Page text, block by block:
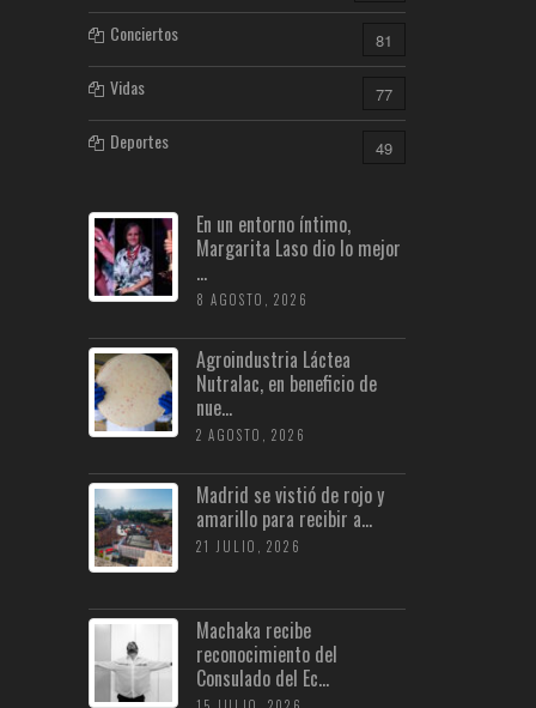
Conciertos 81
Vidas 77
Deportes 49
En un entorno íntimo,
Margarita Laso dio lo mejor
...
8 AGOSTO, 2026
Agroindustria Láctea
Nutralac, en beneficio de
nue...
2 AGOSTO, 2026
Madrid se vistió de rojo y
amarillo para recibir a...
21 JULIO, 2026
Machaka recibe
reconocimiento del
Consulado del Ec...